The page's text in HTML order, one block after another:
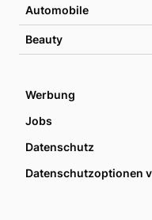
Automobile
Beauty
Werbung
Jobs
Datenschutz